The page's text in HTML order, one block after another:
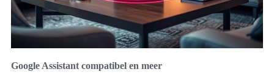
Google Assistant compatibel en meer